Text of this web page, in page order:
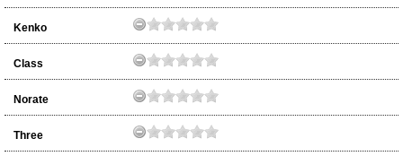
Kenko
Class
Norate
Three